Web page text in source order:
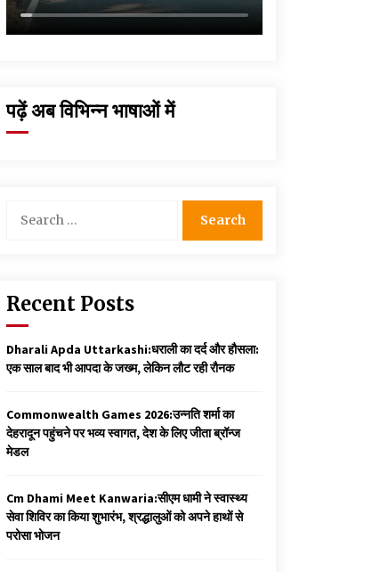
पढ़ें अब विभिन्न भाषाओं में
for:
Recent Posts
Dharali Apda Uttarkashi:धराली का दर्द और हौसला:
एक साल बाद भी आपदा के जख्म, लेकिन लौट रही रौनक
Commonwealth Games 2026:उन्नति शर्मा का
देहरादून पहुंचने पर भव्य स्वागत, देश के लिए जीता ब्रॉन्ज
मेडल
Cm Dhami Meet Kanwaria:सीएम धामी ने स्वास्थ्य
सेवा शिविर का किया शुभारंभ, श्रद्धालुओं को अपने हाथों से
परोसा भोजन